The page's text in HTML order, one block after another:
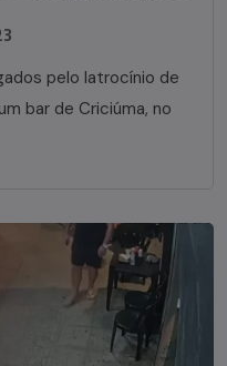
pelo latrocínio de
bar de Criciúma, no